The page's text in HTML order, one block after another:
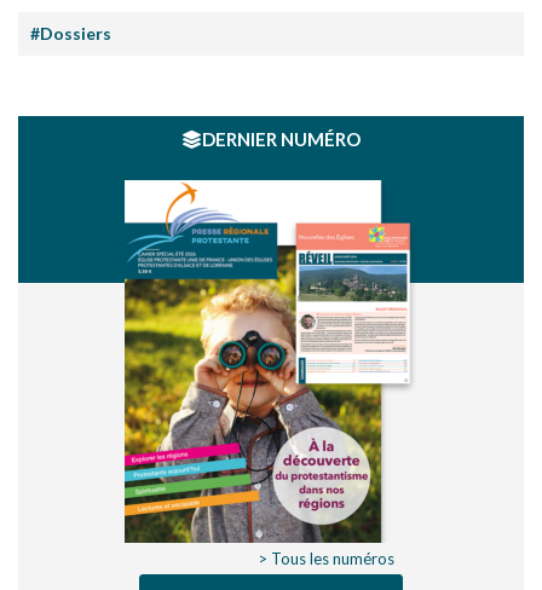
#Dossiers
DERNIER NUMÉRO
> Tous les numéros